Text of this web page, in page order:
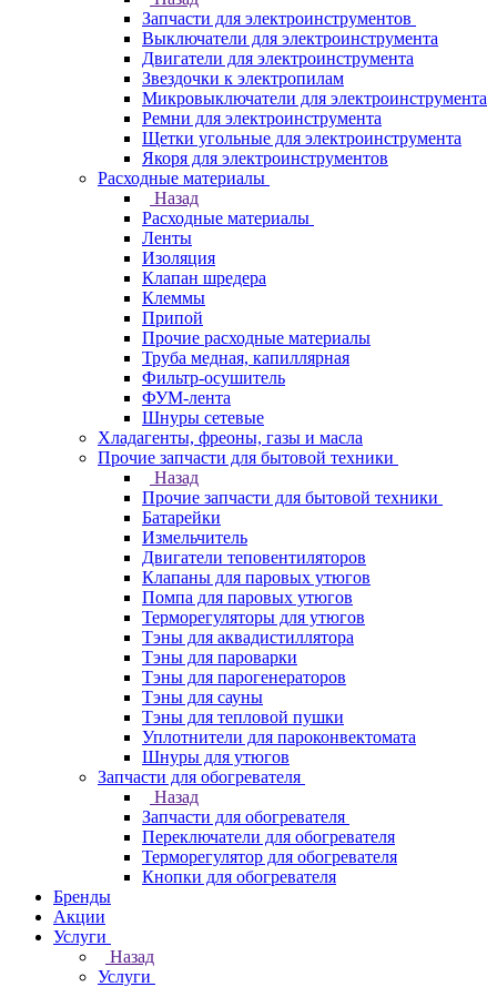
Запчасти для электроинструментов
Выключатели для электроинструмента
Двигатели для электроинструмента
Звездочки к электропилам
Микровыключатели для электроинструмента
Ремни для электроинструмента
Щетки угольные для электроинструмента
Якоря для электроинструментов
Расходные материалы
Назад
Расходные материалы
Ленты
Изоляция
Клапан шредера
Клеммы
Припой
Прочие расходные материалы
Труба медная, капиллярная
Фильтр-осушитель
ФУМ-лента
Шнуры сетевые
Хладагенты, фреоны, газы и масла
Прочие запчасти для бытовой техники
Назад
Прочие запчасти для бытовой техники
Батарейки
Измельчитель
Двигатели теповентиляторов
Клапаны для паровых утюгов
Помпа для паровых утюгов
Терморегуляторы для утюгов
Тэны для аквадистиллятора
Тэны для пароварки
Тэны для парогенераторов
Тэны для сауны
Тэны для тепловой пушки
Уплотнители для пароконвектомата
Шнуры для утюгов
Запчасти для обогревателя
Назад
Запчасти для обогревателя
Переключатели для обогревателя
Терморегулятор для обогревателя
Кнопки для обогревателя
Бренды
Акции
Услуги
Назад
Услуги